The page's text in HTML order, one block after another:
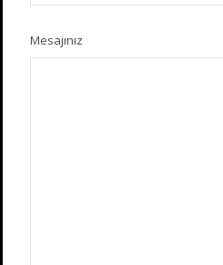
Mesajınız